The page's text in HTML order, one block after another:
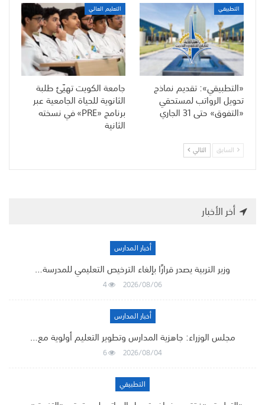
التطبيقي
«التطبيقي»: تقديم نماذج
تحويل الرواتب لمستحقي
«التفوق» حتى 31 الجاري
التعليم العالي
جامعة الكويت تهيّئ طلبة
الثانوية للحياة الجامعية عبر
برنامج «PRE» في نسخته
الثانية
السابق التالي
أخر الأخبار
أخبار المدارس
وزير التربية يصدر قرارًا بإلغاء الترخيص التعليمي للمدرسة…
2026/08/06
4
أخبار المدارس
مجلس الوزراء: جاهزية المدارس وتطوير التعليم أولوية مع…
2026/08/04
6
التطبيقي